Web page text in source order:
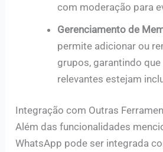
com moderação para
Gerenciamento de
permite adicionar ou
grupos, garantindo
relevantes estejam
Integração com Outras
Além das funcionalidades
WhatsApp pode ser integrada